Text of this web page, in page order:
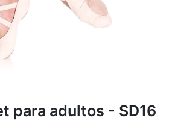
para adultos - SD16